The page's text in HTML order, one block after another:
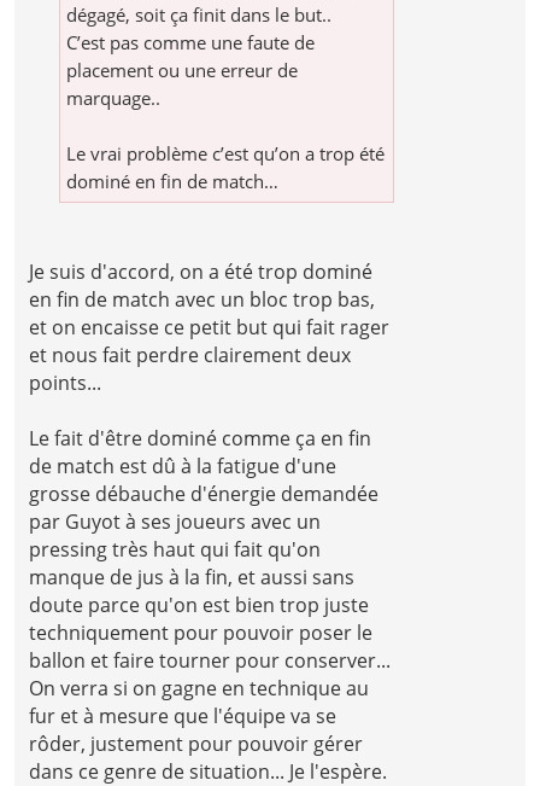
dégagé, soit ça finit dans le but..
C’est pas comme une faute de
placement ou une erreur de
marquage..
Le vrai problème c’est qu’on a trop été
dominé en fin de match…
Je suis d'accord, on a été trop dominé
en fin de match avec un bloc trop bas,
et on encaisse ce petit but qui fait rager
et nous fait perdre clairement deux
points...
Le fait d'être dominé comme ça en fin
de match est dû à la fatigue d'une
grosse débauche d'énergie demandée
par Guyot à ses joueurs avec un
pressing très haut qui fait qu'on
manque de jus à la fin, et aussi sans
doute parce qu'on est bien trop juste
techniquement pour pouvoir poser le
ballon et faire tourner pour conserver...
On verra si on gagne en technique au
fur et à mesure que l'équipe va se
rôder, justement pour pouvoir gérer
dans ce genre de situation... Je l'espère.